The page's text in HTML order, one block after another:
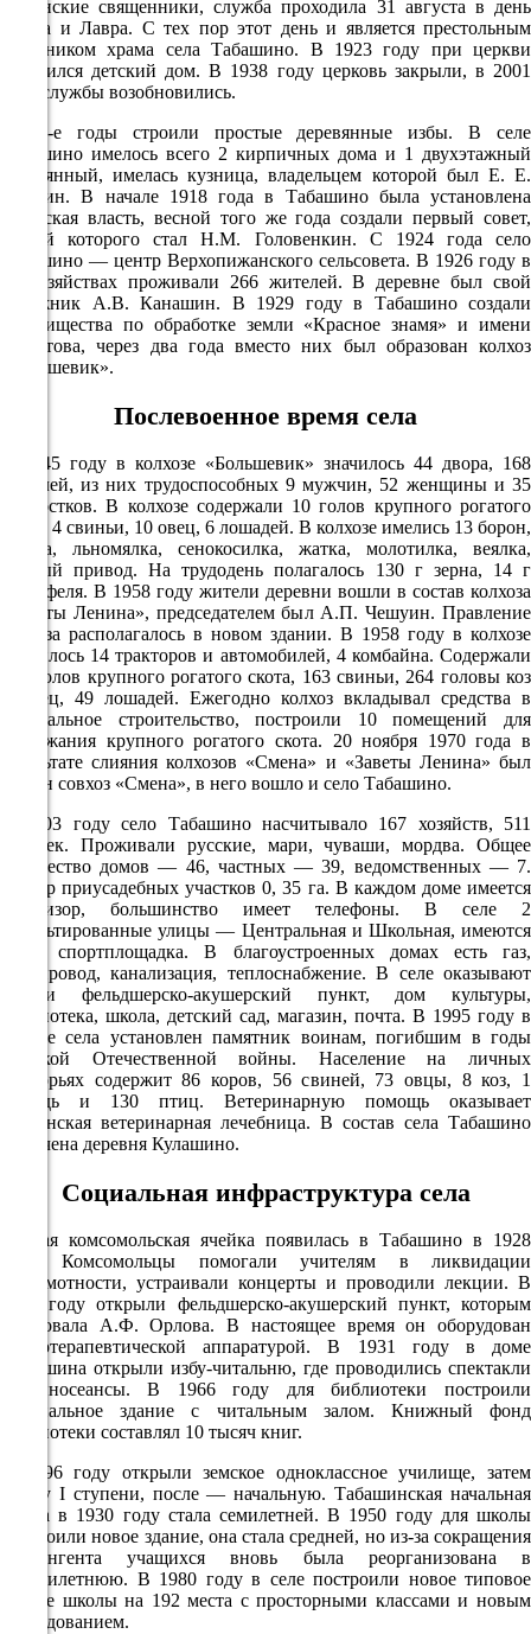
226°
15:00
25.6°
758
64%
2.9
218°
26°
757
3.2
220°
07.08
21:00
20.8°
756
3.3
185°
00:00
20.2°
756
95%
3.2
235°
18.9°
756
95%
240°
08.08
06:00
19.2°
757
оршанские священники, служба проходила 31 августа в день
Флора и Лавра. С тех пор этот день и является престольным
праздником храма села Табашино. В 1923 году при церкви
находился детский дом. В 1938 году церковь закрыли, в 2001
году службы возобновились.
В 20-е годы строили простые деревянные избы. В селе
Табашино имелось всего 2 кирпичных дома и 1 двухэтажный
деревянный, имелась кузница, владельцем которой был Е. Е.
Чешуин. В начале 1918 года в Табашино была установлена
советская власть, весной того же года создали первый совет,
главой которого стал Н.М. Головенкин. С 1924 года село
Табашино — центр Верхопижанского сельсовета. В 1926 году в
53 хозяйствах проживали 266 жителей. В деревне был свой
сапожник А.В. Канашин. В 1929 году в Табашино создали
товарищества по обработке земли «Красное знамя» и имени
Молотова, через два года вместо них был образован колхоз
«Большевик».
Послевоенное время села
К 1945 году в колхозе «Большевик» значилось 44 двора, 168
жителей, из них трудоспособных 9 мужчин, 52 женщины и 35
подростков. В колхозе содержали 10 голов крупного рогатого
скота, 4 свиньи, 10 овец, 6 лошадей. В колхозе имелись 13 борон,
сеялка, льномялка, сенокосилка, жатка, молотилка, веялка,
конный привод. На трудодень полагалось 130 г зерна, 14 г
картофеля. В 1958 году жители деревни вошли в состав колхоза
«Заветы Ленина», председателем был А.П. Чешуин. Правление
колхоза располагалось в новом здании. В 1958 году в колхозе
числилось 14 тракторов и автомобилей, 4 комбайна. Содержали
800 голов крупного рогатого скота, 163 свиньи, 264 головы коз
и овец, 49 лошадей. Ежегодно колхоз вкладывал средства в
капитальное строительство, построили 10 помещений для
содержания крупного рогатого скота. 20 ноября 1970 года в
результате слияния колхозов «Смена» и «Заветы Ленина» был
создан совхоз «Смена», в него вошло и село Табашино.
В 2003 году село Табашино насчитывало 167 хозяйств, 511
человек. Проживали русские, мари, чуваши, мордва. Общее
количество домов — 46, частных — 39, ведомственных — 7.
Размер приусадебных участков 0, 35 га. В каждом доме имеется
телевизор, большинство имеет телефоны. В селе 2
асфальтированные улицы — Центральная и Школьная, имеются
парк, спортплощадка. В благоустроенных домах есть газ,
водопровод, канализация, теплоснабжение. В селе оказывают
услуги фельдшерско-акушерский пункт, дом культуры,
библиотека, школа, детский сад, магазин, почта. В 1995 году в
центре села установлен памятник воинам, погибшим в годы
Великой Отечественной войны. Население на личных
подворьях содержит 86 коров, 56 свиней, 73 овцы, 8 коз, 1
лошадь и 130 птиц. Ветеринарную помощь оказывает
Оршанская ветеринарная лечебница. В состав села Табашино
включена деревня Кулашино.
Социальная инфраструктура села
Первая комсомольская ячейка появилась в Табашино в 1928
году. Комсомольцы помогали учителям в ликвидации
неграмотности, устраивали концерты и проводили лекции. В
1932 году открыли фельдшерско-акушерский пункт, которым
заведовала А.Ф. Орлова. В настоящее время он оборудован
физиотерапевтической аппаратурой. В 1931 году в доме
Полушина открыли избу-читальню, где проводились спектакли
и киносеансы. В 1966 году для библиотеки построили
специальное здание с читальным залом. Книжный фонд
библиотеки составлял 10 тысяч книг.
В 1896 году открыли земское одноклассное училище, затем
школу I ступени, после — начальную. Табашинская начальная
школа в 1930 году стала семилетней. В 1950 году для школы
построили новое здание, она стала средней, но из-за сокращения
контингента учащихся вновь была реорганизована в
восьмилетнюю. В 1980 году в селе построили новое типовое
здание школы на 192 места с просторными классами и новым
оборудованием.